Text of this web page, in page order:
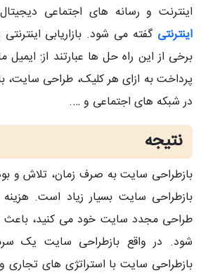
اینترنت و رسانه های اجتماعی
اینترنتی گفته می شود. بازاریابی
پرداخت به ازای هر کلیک، طراحی سایت،
در شبکه های اجتماعی و ….
نتیجه
بازطراحی سایت به صرف زمان، تلاش و
بازطراحی سایت بسیار زیاد است.
طراحی مجدد سایت خود می کنید، باعث
شود. در واقع بازطراحی سایت یک
بازطراحی سایت با استراتژی های تجاری